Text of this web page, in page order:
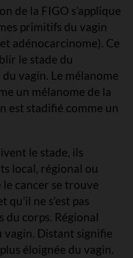
de la FIGO s’applique
primitifs du vagin
adénocarcinome). Ce
le stade du
vagin. Le mélanome
un mélanome de la
est stadifié comme un
le stade, ils
local, régional ou
cancer se trouve
ne s’est pas
du corps. Régional
vagin. Distant signifie
éloignée du vagin.